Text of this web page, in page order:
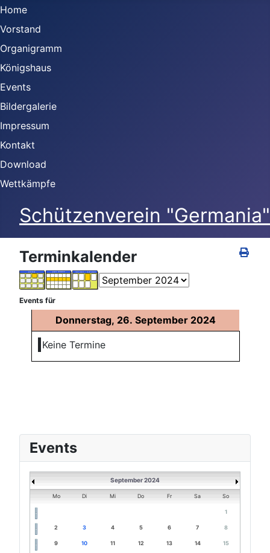
Home
Vorstand
Organigramm
Königshaus
Events
Bildergalerie
Impressum
Kontakt
Download
Wettkämpfe
Schützenverein
Events
September 2024
Mo Di Mi Do Fr Sa So
1
2 3 4 5 6 7 8
9 10 11 12 13 14 15
Terminkalender
Events für
Donnerstag, 26. September 2024
Keine Termine